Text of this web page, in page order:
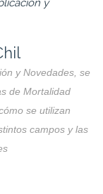
calidad de vida. La
entendiendo el
patrimonio, es